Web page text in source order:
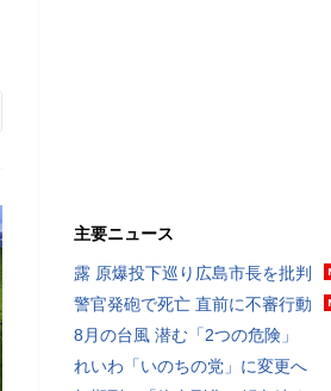
主要ニュース
露 原爆投下巡り広島市長を批判
警官発砲で死亡 直前に不審行動
8月の台風 潜む「2つの危険」
れいわ「いのちの党」に変更へ